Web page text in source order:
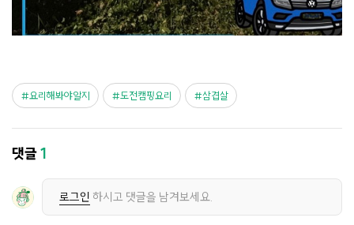
요리해봐야알지 도전캠핑요리 삼겹살
댓글1
로그인 하시고 댓글을 남겨보세요.